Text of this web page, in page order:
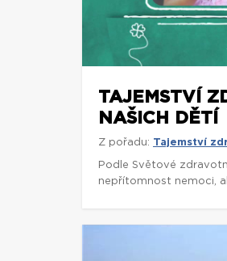
TAJEMSTVÍ
NAŠICH DĚTÍ
Z pořadu: Tajemství
Podle Světové
nepřítomnost nemoci,